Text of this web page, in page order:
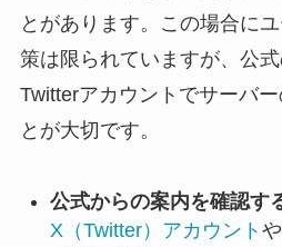
とがあります。この場合に
策は限られていますが、公
Twitterアカウントでサーバ
とが大切です。
公式からの案内を確認す
X（Twitter）アカウント